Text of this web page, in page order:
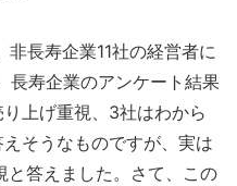
長寿企業11社の経営者に
長寿企業のアンケート結果
上げ重視、3社はわから
そうなものですが、実は
と答えました。さて、この